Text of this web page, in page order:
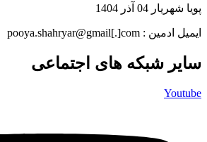
پویا شهریار 04 آذر 1404
ایمیل ادمین : pooya.shahryar@gmail[.]com
سایر شبکه های اجتماعی
Youtube